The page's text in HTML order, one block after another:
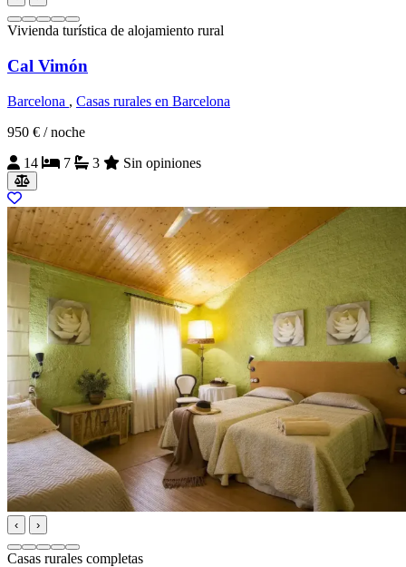
Vivienda turística de alojamiento rural
Cal Vimón
Barcelona , Casas rurales en Barcelona
950 € / noche
14
7 3 Sin opiniones
‹ ›
Casas rurales completas